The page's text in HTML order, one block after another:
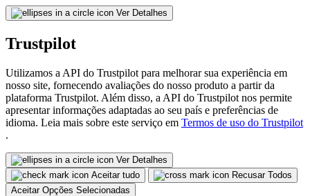
Ver Detalhes
Trustpilot
Utilizamos a API do Trustpilot para melhorar sua experiência em
nosso site, fornecendo avaliações do nosso produto a partir da
plataforma Trustpilot. Além disso, a API do Trustpilot nos permite
apresentar informações adaptadas ao seu país e preferências de
idioma. Leia mais sobre este serviço em Termos de uso do Trustpilot
.
Ver Detalhes
Aceitar tudo
Recusar Todos
Aceitar Opções Selecionadas